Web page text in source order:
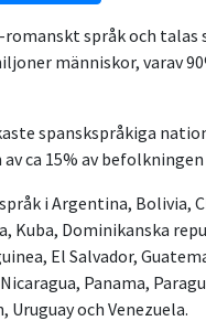
språk och talas
människor, varav
spanskspråkiga
ca 15% av befolkningen
i Argentina, Bolivia,
Kuba, Dominikanska
El Salvador,
Panama,
Uruguay och Venezuela.